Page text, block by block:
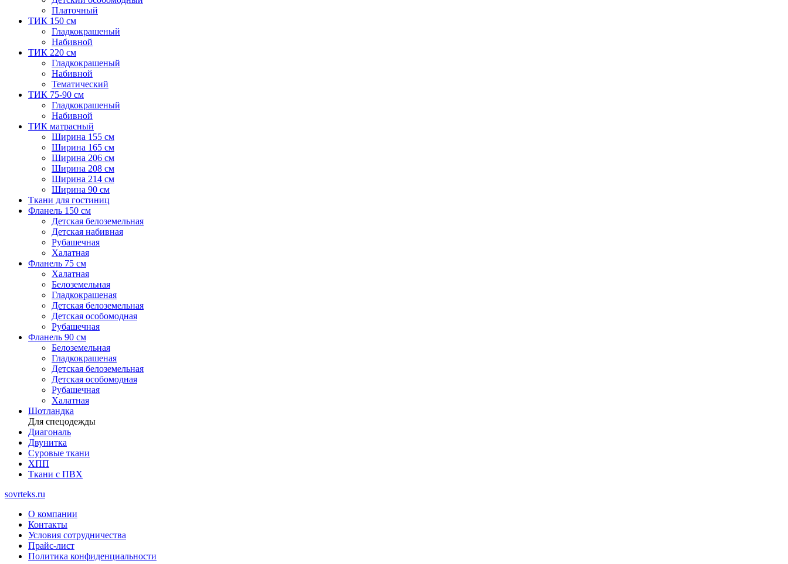
Платочный
ТИК 150 см
Гладкокрашеный
Набивной
ТИК 220 см
Гладкокрашеный
Набивной
Тематический
ТИК 75-90 см
Гладкокрашеный
Набивной
ТИК матрасный
Ширина 155 см
Ширина 165 см
Ширина 206 см
Ширина 208 см
Ширина 214 см
Ширина 90 см
Ткани для гостиниц
Фланель 150 см
Детская белоземельная
Детская набивная
Рубашечная
Халатная
Фланель 75 см
Халатная
Белоземельная
Гладкокрашеная
Детская белоземельная
Детская особомодная
Рубашечная
Фланель 90 см
Белоземельная
Гладкокрашеная
Детская белоземельная
Детская особомодная
Рубашечная
Халатная
Шотландка
Для спецодежды
Диагональ
Двунитка
Суровые ткани
ХПП
Ткани с ПВХ
sovrteks.ru
О компании
Контакты
Условия сотрудничества
Прайс-лист
Политика конфиденциальности